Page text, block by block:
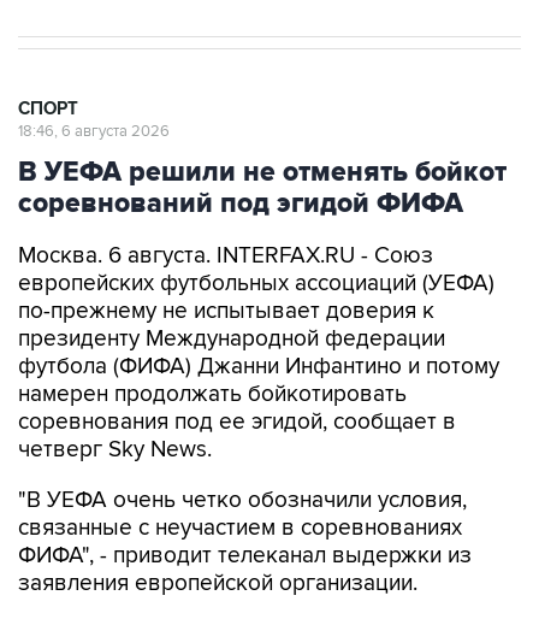
СПОРТ
18:46, 6 августа 2026
В УЕФА решили не отменять бойкот
соревнований под эгидой ФИФА
Москва. 6 августа. INTERFAX.RU - Союз
европейских футбольных ассоциаций (УЕФА)
по-прежнему не испытывает доверия к
президенту Международной федерации
футбола (ФИФА) Джанни Инфантино и потому
намерен продолжать бойкотировать
соревнования под ее эгидой, сообщает в
четверг Sky News.
"В УЕФА очень четко обозначили условия,
связанные с неучастием в соревнованиях
ФИФА", - приводит телеканал выдержки из
заявления европейской организации.